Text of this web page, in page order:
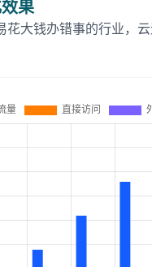
果
花大钱办错事的行业，